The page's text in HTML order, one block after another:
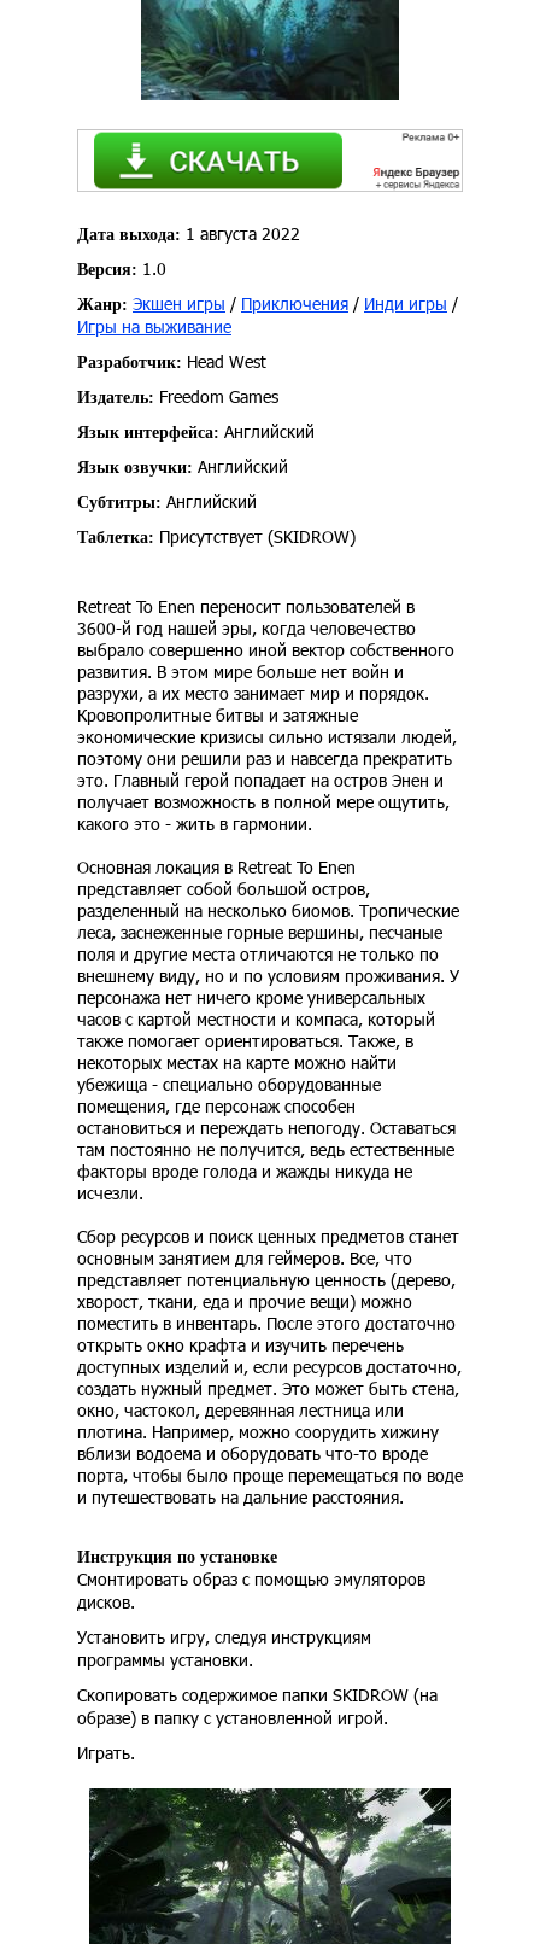
Дата выхода: 1 августа 2022
Версия: 1.0
Жанр: Экшен игры / Приключения / Инди игры /
Игры на выживание
Разработчик: Head West
Издатель: Freedom Games
Язык интерфейса: Английский
Язык озвучки: Английский
Субтитры: Английский
Таблетка: Присутствует (SKIDROW)
Retreat To Enen переносит пользователей в
3600-й год нашей эры, когда человечество
выбрало совершенно иной вектор собственного
развития. В этом мире больше нет войн и
разрухи, а их место занимает мир и порядок.
Кровопролитные битвы и затяжные
экономические кризисы сильно истязали людей,
поэтому они решили раз и навсегда прекратить
это. Главный герой попадает на остров Энен и
получает возможность в полной мере ощутить,
какого это - жить в гармонии.
Основная локация в Retreat To Enen
представляет собой большой остров,
разделенный на несколько биомов. Тропические
леса, заснеженные горные вершины, песчаные
поля и другие места отличаются не только по
внешнему виду, но и по условиям проживания. У
персонажа нет ничего кроме универсальных
часов с картой местности и компаса, который
также помогает ориентироваться. Также, в
некоторых местах на карте можно найти
убежища - специально оборудованные
помещения, где персонаж способен
остановиться и переждать непогоду. Оставаться
там постоянно не получится, ведь естественные
факторы вроде голода и жажды никуда не
исчезли.
Сбор ресурсов и поиск ценных предметов станет
основным занятием для геймеров. Все, что
представляет потенциальную ценность (дерево,
хворост, ткани, еда и прочие вещи) можно
поместить в инвентарь. После этого достаточно
открыть окно крафта и изучить перечень
доступных изделий и, если ресурсов достаточно,
создать нужный предмет. Это может быть стена,
окно, частокол, деревянная лестница или
плотина. Например, можно соорудить хижину
вблизи водоема и оборудовать что-то вроде
порта, чтобы было проще перемещаться по воде
и путешествовать на дальние расстояния.
Инструкция по установке
Смонтировать образ с помощью эмуляторов
дисков.
Установить игру, следуя инструкциям
программы установки.
Скопировать содержимое папки SKIDROW (на
образе) в папку с установленной игрой.
Играть.